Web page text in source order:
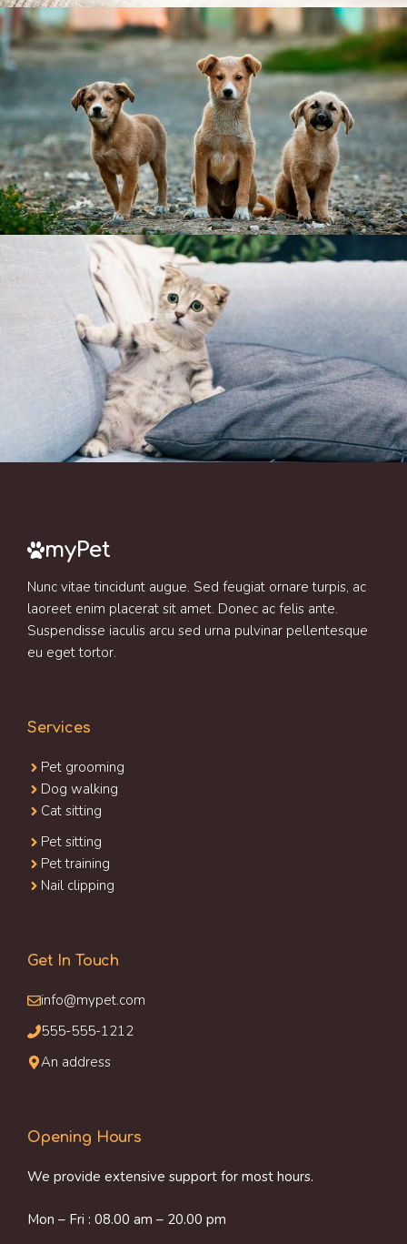
myPet
Nunc vitae tincidunt augue. Sed feugiat ornare turpis, ac
laoreet enim placerat sit amet. Donec ac felis ante.
Suspendisse iaculis arcu sed urna pulvinar pellentesque
eu eget tortor.
Services
Pet grooming
Dog walking
Cat sitting
Pet sitting
Pet training
Nail clipping
Get In Touch
info@mypet.com
555-555-1212
An address
Opening Hours
We provide extensive support for most hours.
Mon – Fri : 08.00 am – 20.00 pm